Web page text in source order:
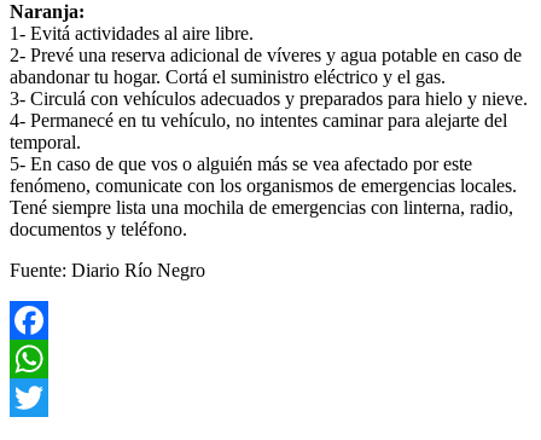
Naranja:
1- Evitá actividades al aire libre.
2- Prevé una reserva adicional de víveres y agua potable en caso de
abandonar tu hogar. Cortá el suministro eléctrico y el gas.
3- Circulá con vehículos adecuados y preparados para hielo y nieve.
4- Permanecé en tu vehículo, no intentes caminar para alejarte del
temporal.
5- En caso de que vos o alguién más se vea afectado por este
fenómeno, comunicate con los organismos de emergencias locales.
Tené siempre lista una mochila de emergencias con linterna, radio,
documentos y teléfono.
Fuente: Diario Río Negro
Facebook
WhatsApp